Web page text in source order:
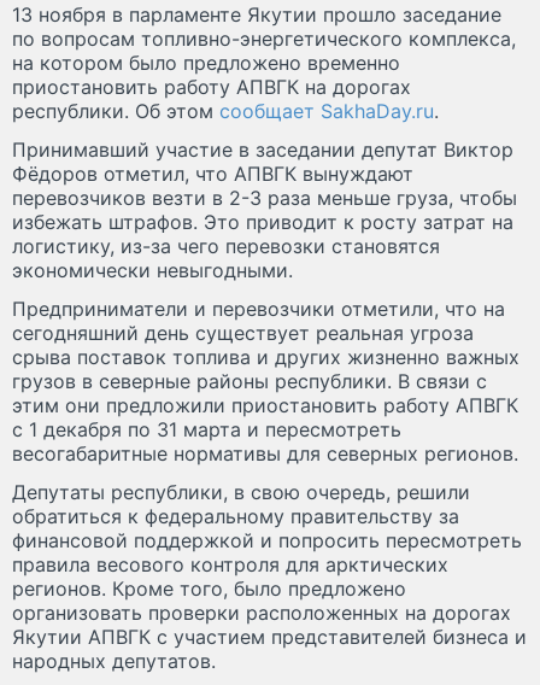
13 ноября в парламенте Якутии прошло заседание
по вопросам топливно-энергетического комплекса,
на котором было предложено временно
приостановить работу АПВГК на дорогах
республики. Об этом сообщает SakhaDay.ru.
Принимавший участие в заседании депутат Виктор
Фёдоров отметил, что АПВГК вынуждают
перевозчиков везти в 2-3 раза меньше груза, чтобы
избежать штрафов. Это приводит к росту затрат на
логистику, из-за чего перевозки становятся
экономически невыгодными.
Предприниматели и перевозчики отметили, что на
сегодняшний день существует реальная угроза
срыва поставок топлива и других жизненно важных
грузов в северные районы республики. В связи с
этим они предложили приостановить работу АПВГК
с 1 декабря по 31 марта и пересмотреть
весогабаритные нормативы для северных регионов.
Депутаты республики, в свою очередь, решили
обратиться к федеральному правительству за
финансовой поддержкой и попросить пересмотреть
правила весового контроля для арктических
регионов. Кроме того, было предложено
организовать проверки расположенных на дорогах
Якутии АПВГК с участием представителей бизнеса и
народных депутатов.